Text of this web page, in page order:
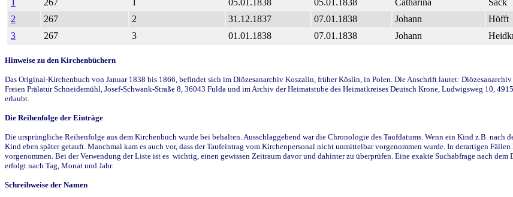
1
267 1 05.01.1838 05.01.1838 Catharina Sack
2
267 2 31.12.1837 07.01.1838 Johann Höfft
3
267 3 01.01.1838 07.01.1838 Johann
Hinweise zu den Kirchenbüchern
Das Original-Kirchenbuch von Januar 1838 bis 1866, befindet sich im Diözesanarchiv Koszalin, früher Köslin, in Polen. Die Anschrift lautet:
Freien Prälatur Schneidemühl, Josef-Schwank-Straße 8, 36043 Fulda und im Archiv der Heimatstube des Heimatkreises Deutsch Krone, Ludwigsweg 10,
erlaubt.
Die Reihenfolge der Einträge
Die ursprüngliche Reihenfolge aus dem Kirchenbuch wurde bei behalten. Ausschlaggebend war die Chronologie des Taufdatums. Wenn ein Kind z.B. nach
Kind eben später getauft. Manchmal kam es auch vor, dass der Taufeintrag vom Kirchenpersonal nicht unmittelbar vorgenommen wurde. In derartigen
vorgenommen. Bei der Verwendung der Liste ist es wichtig, einen gewissen Zeitraum davor und dahinter zu überprüfen. Eine exakte Suchabfrage nach
erfolgt nach Tag, Monat und Jahr.
Schreibweise der Namen